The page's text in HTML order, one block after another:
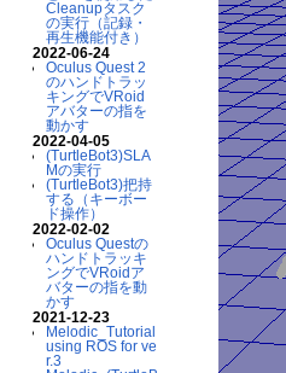
Cleanupタスク
の実行（記録・
再生機能付き）
2022-06-24
Oculus Quest 2
のハンドトラッ
キングでVRoid
アバターの指を
動かす
2022-04-05
(TurtleBot3)SLA
Mの実行
(TurtleBot3)把持
する（キーボー
ド操作）
2022-02-02
Oculus Questの
ハンドトラッキ
ングでVRoidア
バターの指を動
かす
2021-12-23
Melodic_Tutorial
using ROS for ve
r.3